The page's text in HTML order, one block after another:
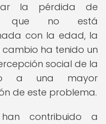
la pérdida de
que no está
con la edad, la
cambio ha tenido un
social de la
a una mayor
de este problema.
han contribuido a